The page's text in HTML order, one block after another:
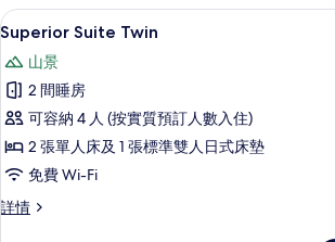
載
入
所
有
Superior
Suite
Twin
的
55 吋平面電
7
Superior Suite Twin
山景
2 間睡房
可容納 4 人 (按實質預訂人數入住)
2 張單人床及 1 張標準雙人日式床墊
免費 Wi-Fi
詳情
Superior